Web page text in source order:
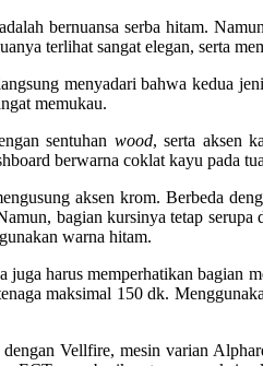
bernuansa serba hitam.
terlihat sangat elegan, serta
menyadari bahwa kedua
memukau.
sentuhan wood, serta aksen
berwarna coklat kayu pada
aksen krom. Berbeda
bagian kursinya tetap
warna hitam.
juga harus memperhatikan bagian
maksimal 150 dk.
Vellfire, mesin varian